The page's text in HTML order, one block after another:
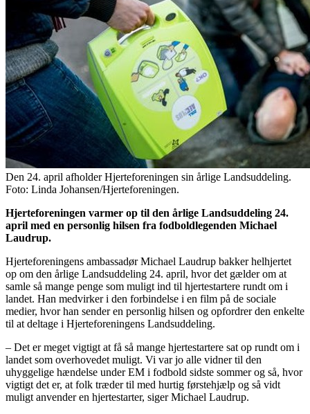
Den 24. april afholder Hjerteforeningen sin årlige Landsuddeling.
Foto: Linda Johansen/Hjerteforeningen.
Hjerteforeningen varmer op til den årlige Landsuddeling 24.
april med en personlig hilsen fra fodboldlegenden Michael
Laudrup.
Hjerteforeningens ambassadør Michael Laudrup bakker helhjertet
op om den årlige Landsuddeling 24. april, hvor det gælder om at
samle så mange penge som muligt ind til hjertestartere rundt om i
landet. Han medvirker i den forbindelse i en film på de sociale
medier, hvor han sender en personlig hilsen og opfordrer den enkelte
til at deltage i Hjerteforeningens Landsuddeling.
– Det er meget vigtigt at få så mange hjertestartere sat op rundt om i
landet som overhovedet muligt. Vi var jo alle vidner til den
uhyggelige hændelse under EM i fodbold sidste sommer og så, hvor
vigtigt det er, at folk træder til med hurtig førstehjælp og så vidt
muligt anvender en hjertestarter, siger Michael Laudrup.